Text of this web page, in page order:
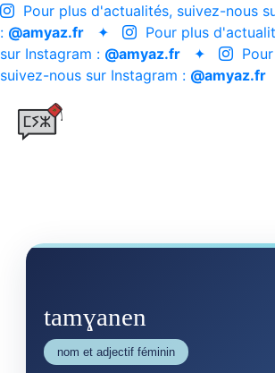
Pour plus d'actualités, suivez-nous
: @amyaz.fr ✦
Pour plus
sur Instagram : @amyaz.fr ✦
suivez-nous sur Instagram : @amyaz.fr
tamɣanen
nom et adjectif féminin